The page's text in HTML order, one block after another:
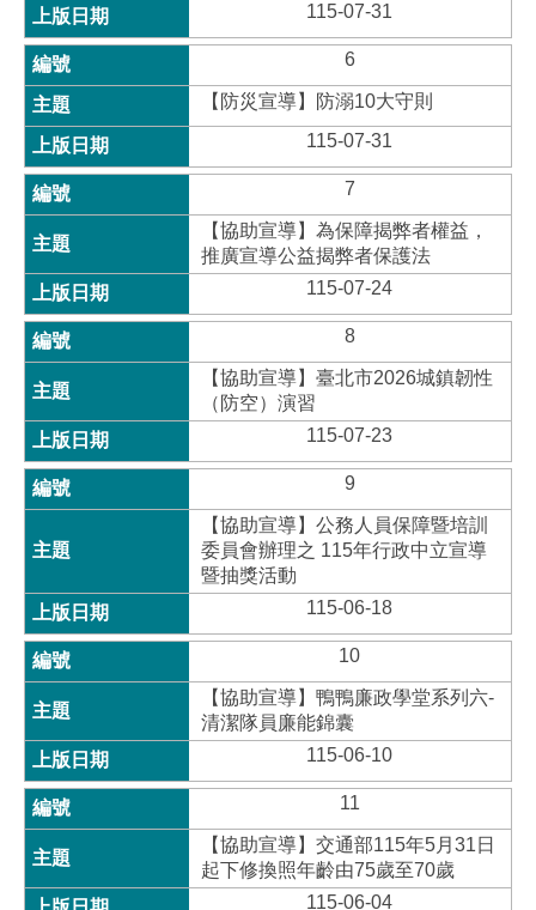
115-07-31
6
【防災宣導】防溺10大守則
115-07-31
7
【協助宣導】為保障揭弊者權益，
推廣宣導公益揭弊者保護法
115-07-24
8
【協助宣導】臺北市2026城鎮韌性
（防空）演習
115-07-23
9
【協助宣導】公務人員保障暨培訓
委員會辦理之 115年行政中立宣導
暨抽獎活動
115-06-18
10
【協助宣導】鴨鴨廉政學堂系列六-
清潔隊員廉能錦囊
115-06-10
11
【協助宣導】交通部115年5月31日
起下修換照年齡由75歲至70歲
115-06-04